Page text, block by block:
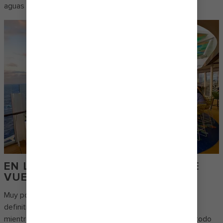
aguas frescas disponibles durante todo el día.
EN LO MÁS ALTO, SENTIRÁS QUE
VUE-LAS
Muy por sobre el nivel del mar, el Vue Bar℠ es tu escape
definitivo. Bebe tus cócteles de vacaciones favoritos
mientras disfrutas de una vista panorámica perfecta en todo